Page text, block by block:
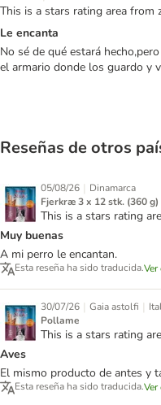
This is a stars rating area from
Le encanta
No sé de qué estará
el armario donde los guardo y
Reseñas de otros
05/08/26 | Dinamarca
Fjerkræ 3 x 12 stk. (360 g)
This is a stars rating
Muy buenas
A mi perro le encantan.
Esta reseña ha sido traducida.
30/07/26 | Gaia astolfi |
Pollame
This is a stars rating
Aves
El mismo producto de antes y
Esta reseña ha sido traducida.